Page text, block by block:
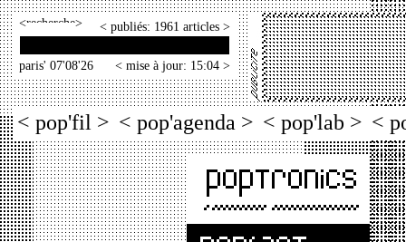
< > < publiés: 1961 articles >
paris' 07'08'26 < mise à jour: 15:04 >
< pop'fil > < pop'agenda > < pop'lab > <